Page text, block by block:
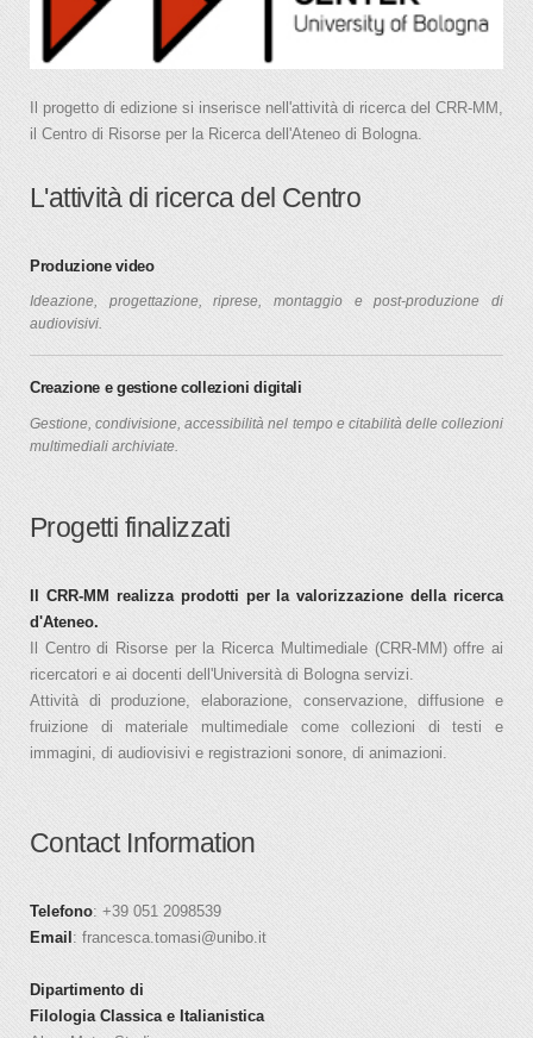
Il progetto di edizione si inserisce nell'attività di ricerca del CRR-MM,
il Centro di Risorse per la Ricerca dell'Ateneo di Bologna.
L'attività di ricerca del Centro
Produzione video
Ideazione, progettazione, riprese, montaggio e post-produzione di
audiovisivi.
Creazione e gestione collezioni digitali
Gestione, condivisione, accessibilità nel tempo e citabilità delle collezioni
multimediali archiviate.
Progetti finalizzati
Il CRR-MM realizza prodotti per la valorizzazione della ricerca
d'Ateneo.
Il Centro di Risorse per la Ricerca Multimediale (CRR-MM) offre ai
ricercatori e ai docenti dell'Università di Bologna servizi.
Attività di produzione, elaborazione, conservazione, diffusione e
fruizione di materiale multimediale come collezioni di testi e
immagini, di audiovisivi e registrazioni sonore, di animazioni.
Contact Information
Telefono: +39 051 2098539
Email: francesca.tomasi@unibo.it
Dipartimento di
Filologia Classica e Italianistica